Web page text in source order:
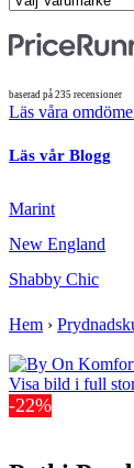
baserad på 235 recensioner
Läs våra
Läs vår Blogg
Marint
New England
Shabby Chic
Hem ›
Visa bild i full
-22%